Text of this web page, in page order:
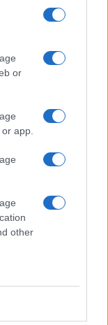
or
app.
other
cosa